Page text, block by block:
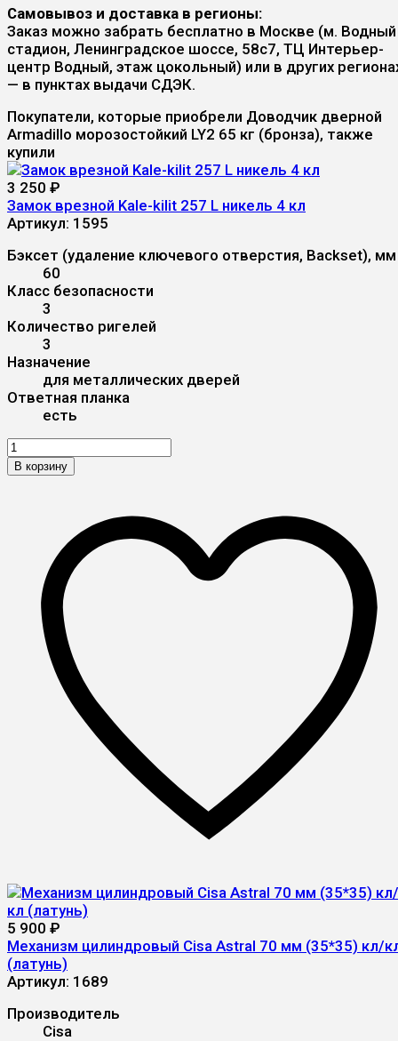
Самовывоз и доставка в регионы:
Заказ можно забрать бесплатно в Москве (м. Водный
стадион, Ленинградское шоссе, 58с7, ТЦ Интерьер-
центр Водный, этаж цокольный) или в других
— в пунктах выдачи СДЭК.
Покупатели, которые приобрели Доводчик дверной
Armadillo морозостойкий LY2 65 кг (бронза), также
купили
3 250 ₽
Замок врезной Kale-kilit 257 L никель 4 кл
Артикул: 1595
Бэксет (удаление ключевого отверстия, Backset), мм
60
Класс безопасности
3
Количество ригелей
3
Назначение
для металлических дверей
Ответная планка
есть
В корзину
5 900 ₽
Механизм цилиндровый Cisa Astral 70 мм (35*35) кл/
(латунь)
Артикул: 1689
Производитель
Cisa